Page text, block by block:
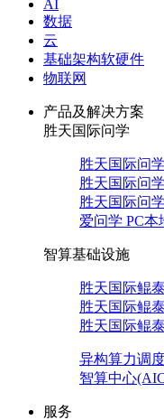
AI
数据
云
基础架构软硬件
物联网
产品及解决方案
胜天国际问学
胜天国际问
胜天国际问
胜天国际问
爱问学 PC
智算基础设施
胜天国际鲲
胜天国际鲲
胜天国际鲲
异构算力调
智算中心
服务